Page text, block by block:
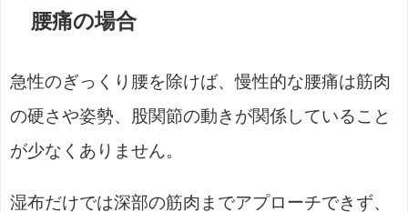
腰痛の場合
急性のぎっくり腰を除けば、慢性的な腰痛は筋肉
の硬さや姿勢、股関節の動きが関係していること
が少なくありません。
湿布だけでは深部の筋肉までアプローチできず、